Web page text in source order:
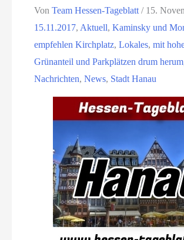
VonTeam Hessen-Tageblatt/ 15.
15.11.2017, Aktuell,Kaminsky und
empfehlen Kirchplatz,Lokales,mit
Grünanteil und Parkplätzen drum herum
Nachrichten,News, Stadt Hanau